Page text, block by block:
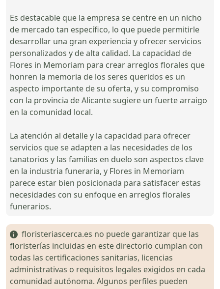
Es destacable que la empresa se centre en un nicho
de mercado tan específico, lo que puede permitirle
desarrollar una gran experiencia y ofrecer servicios
personalizados y de alta calidad. La capacidad de
Flores in Memoriam para crear arreglos florales que
honren la memoria de los seres queridos es un
aspecto importante de su oferta, y su compromiso
con la provincia de Alicante sugiere un fuerte arraigo
en la comunidad local.
La atención al detalle y la capacidad para ofrecer
servicios que se adapten a las necesidades de los
tanatorios y las familias en duelo son aspectos clave
en la industria funeraria, y Flores in Memoriam
parece estar bien posicionada para satisfacer estas
necesidades con su enfoque en arreglos florales
funerarios.
floristeriascerca.es no puede garantizar que las
floristerías incluidas en este directorio cumplan con
todas las certificaciones sanitarias, licencias
administrativas o requisitos legales exigidos en cada
comunidad autónoma. Algunos perfiles pueden